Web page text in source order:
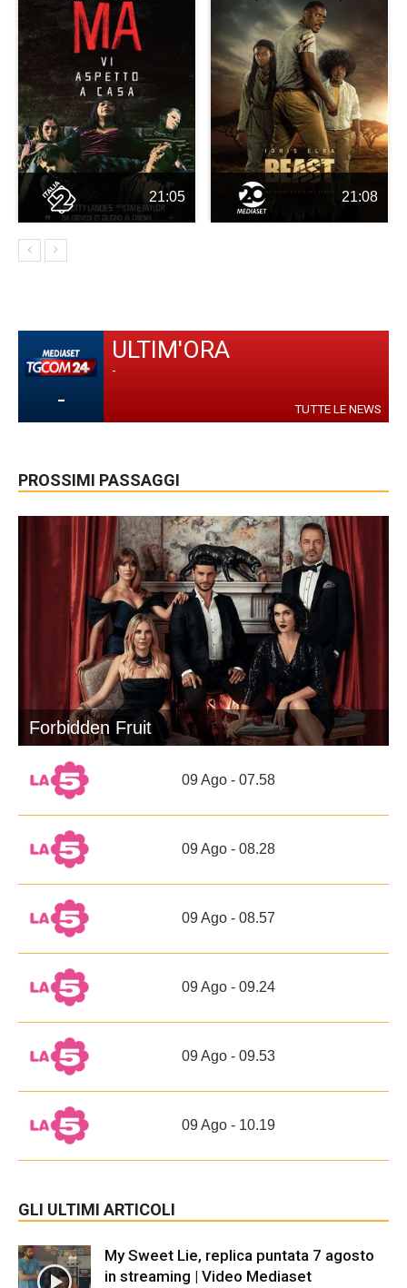
21:05 21:08
-
ULTIM'ORA
-
TUTTE LE NEWS
PROSSIMI PASSAGGI
Forbidden Fruit
09 Ago - 07.58
09 Ago - 08.28
09 Ago - 08.57
09 Ago - 09.24
09 Ago - 09.53
09 Ago - 10.19
GLI ULTIMI ARTICOLI
My Sweet Lie, replica puntata 7 agosto
in streaming | Video Mediaset